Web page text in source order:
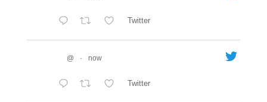
Twitter
@ · now
Twitter